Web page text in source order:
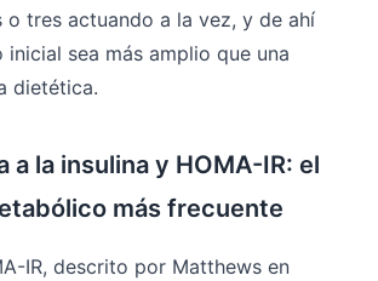
o tres actuando a la vez, y de ahí
inicial sea más amplio que una
dietética.
a la insulina y HOMA-IR: el
más frecuente
IR, descrito por Matthews en